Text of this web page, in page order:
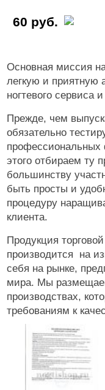
60 руб.
Основная миссия
легкую и приятную
ногтевого сервиса
Прежде, чем
обязательно
профессиональных
этого отбираем ту
большинству
быть просты и
процедуру
клиента.
Продукция
производится на
себя на рынке,
мира. Мы
производствах,
требованиям к